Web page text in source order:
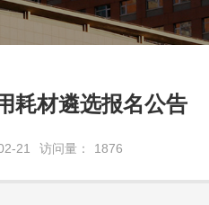
耗材遴选报名公告
21 访问量： 1876